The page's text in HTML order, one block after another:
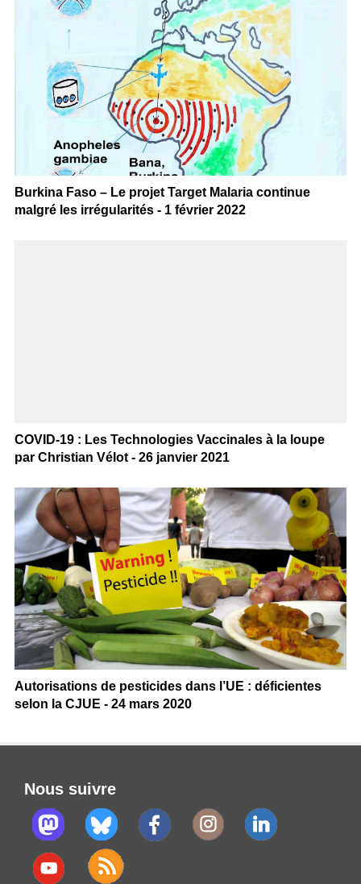
Burkina Faso – Le projet Target Malaria continue
malgré les irrégularités - 1 février 2022
COVID-19 : Les Technologies Vaccinales à la loupe
par Christian Vélot - 26 janvier 2021
Autorisations de pesticides dans l’UE : déficientes
selon la CJUE - 24 mars 2020
Nous suivre